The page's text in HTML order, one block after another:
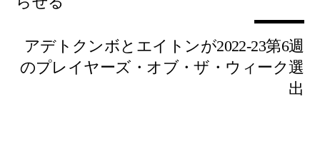
アデトクンボとエイトンが2022-23第6週
のプレイヤーズ・オブ・ザ・ウィーク選
出